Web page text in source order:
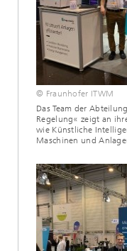
© Fraunhofer ITWM
Das Team der
Regelung« zeigt an
wie Künstliche
Maschinen und